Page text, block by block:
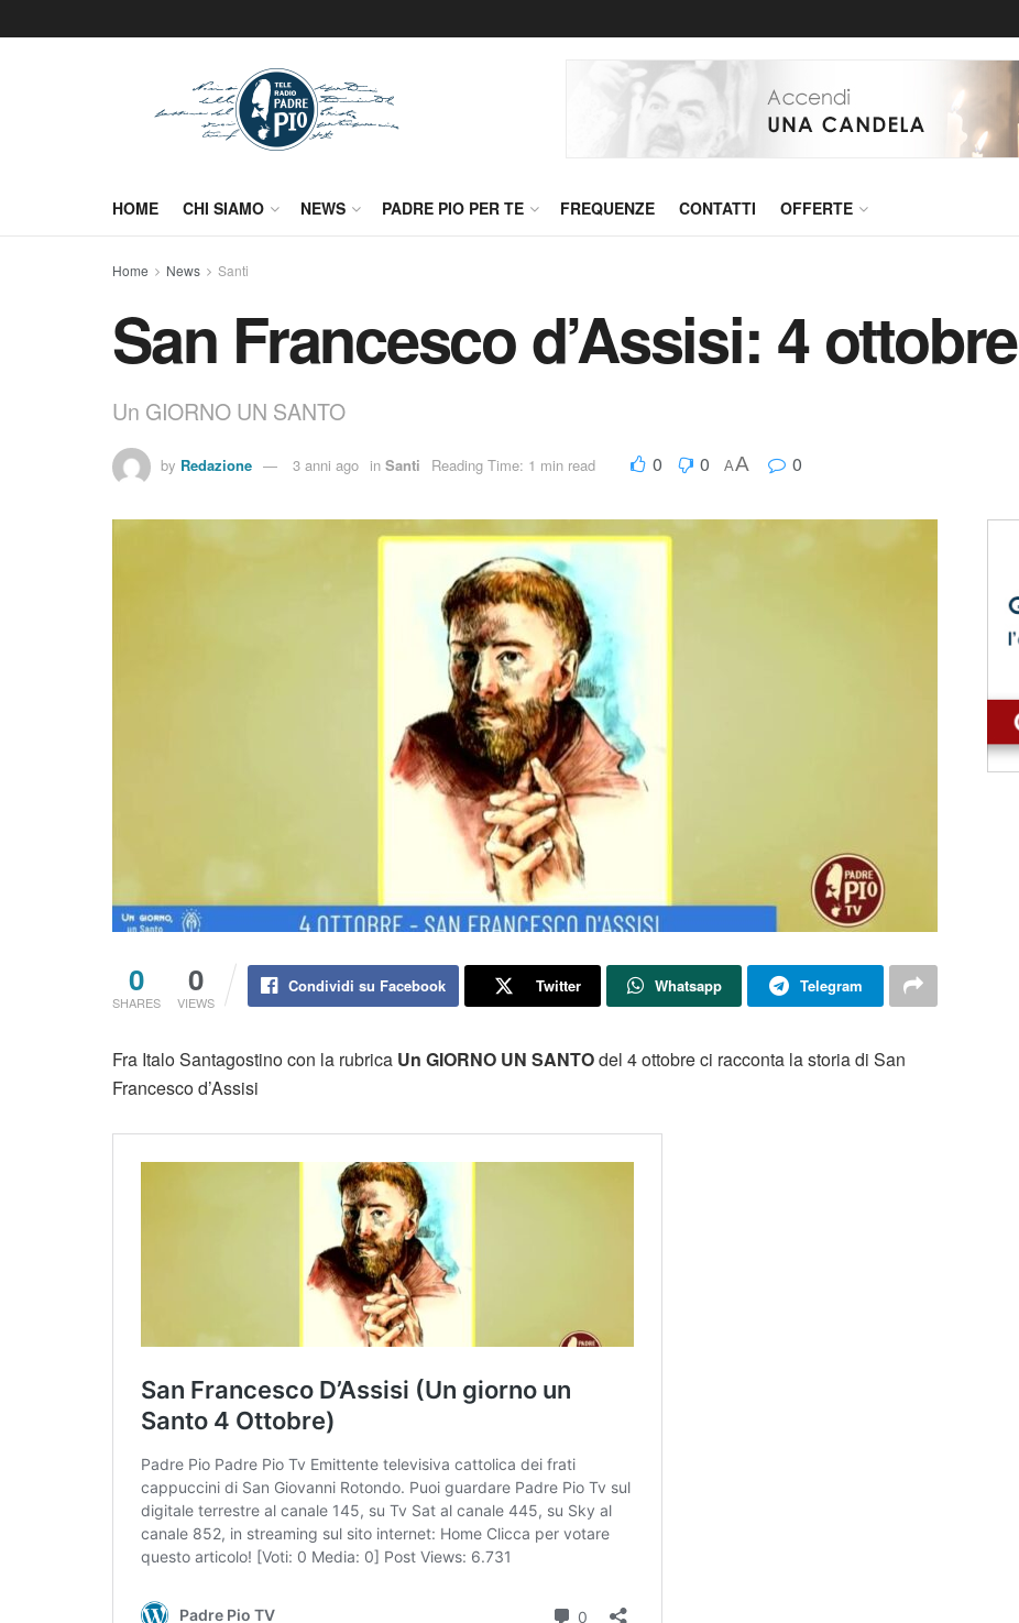
HOME CHI SIAMO NEWS PADRE PIO PER TE FREQUENZE CONTATTI OFFERTE
Home News Santi
San Francesco d’Assisi: 4 ottobre
Un GIORNO UN SANTO
by Redazione 3 anni ago in Santi Reading Time: 1 min read 0 0 AA 0
0
SHARES
0
VIEWS
Condividi su Facebook Twitter Whatsapp Telegram
Fra Italo Santagostino con la rubrica Un GIORNO UN SANTOdel 4 ottobre ci racconta la storia di San
Francesco d’Assisi